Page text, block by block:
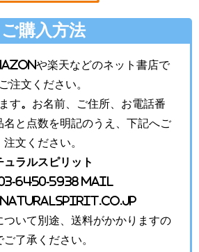
ご購入方法
や楽天などのネット書店で
ご注文ください。
す。 お名前、ご住所、お電話番
名と点数を明記のうえ、下記へご
注文ください。
ュラルスピリット
6450-5938 MAIL
いて別途、送料がかかりますの
ご了承ください。